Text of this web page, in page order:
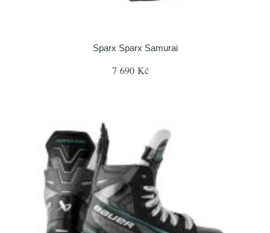
Sparx Sparx Samurai
7 690 Kč